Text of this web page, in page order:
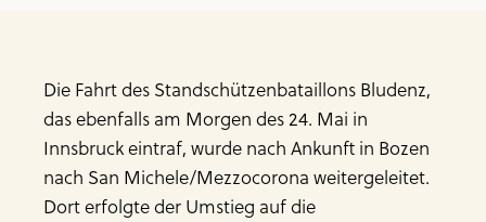
Die Fahrt des Standschützenbataillons Bludenz,
das ebenfalls am Morgen des 24. Mai in
Innsbruck eintraf, wurde nach Ankunft in Bozen
nach San Michele/Mezzocorona weitergeleitet.
Dort erfolgte der Umstieg auf die